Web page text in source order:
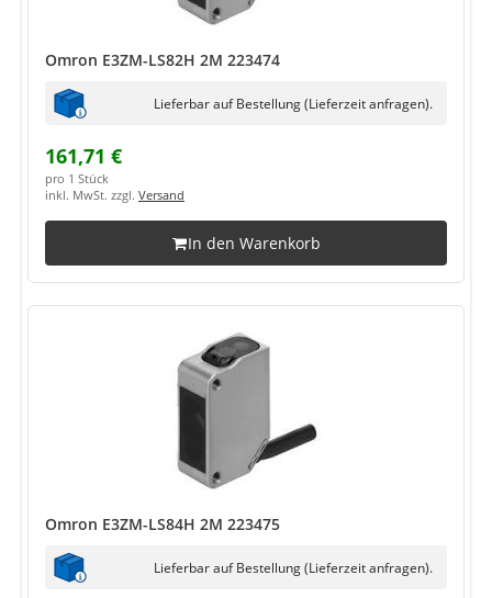
Omron E3ZM-LS82H 2M 223474
Lieferbar auf Bestellung (Lieferzeit anfragen).
161,71 €
pro 1 Stück
inkl. MwSt. zzgl. Versand
In den Warenkorb
Omron E3ZM-LS84H 2M 223475
Lieferbar auf Bestellung (Lieferzeit anfragen).